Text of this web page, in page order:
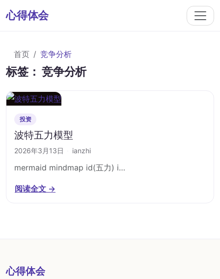
心得体会
首页 竞争分析
标签：竞争分析
投资
波特五力模型
2026年3月13日 ianzhi
mermaid mindmap id(五力) i…
阅读全文 →
心得体会